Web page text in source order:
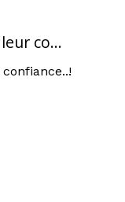
co…